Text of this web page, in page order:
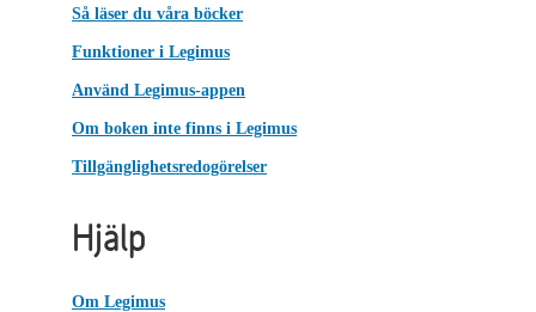
Så läser du våra böcker
Funktioner i Legimus
Använd Legimus-appen
Om boken inte finns i Legimus
Tillgänglighetsredogörelser
Hjälp
Om Legimus